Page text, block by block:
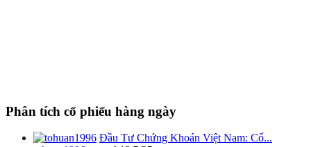
Phân tích cổ phiếu hàng ngày
Đầu Tư Chứng Khoán Việt Nam: Cổ...